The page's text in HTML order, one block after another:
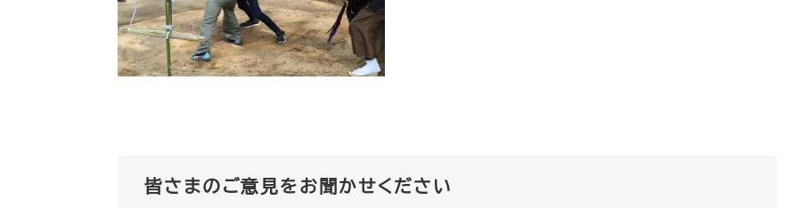
皆さまのご意見をお聞かせください